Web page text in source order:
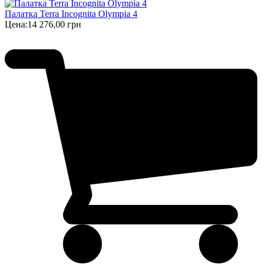
Палатка Terra Incognita Olympia 4
Цена:14 276,00 грн